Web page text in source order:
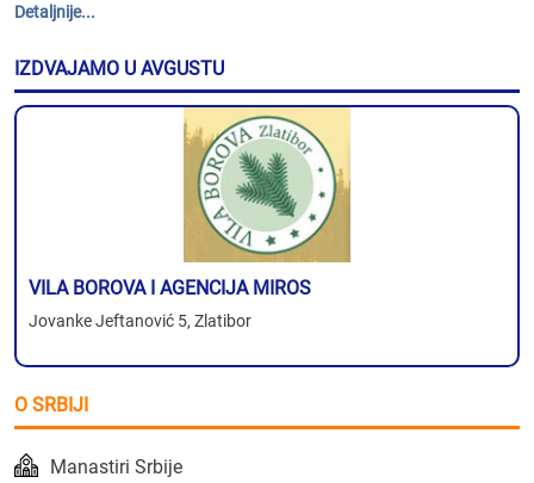
Detaljnije...
IZDVAJAMO U AVGUSTU
VILA BOROVA I AGENCIJA MIROS
Jovanke Jeftanović 5, Zlatibor
O SRBIJI
Manastiri Srbije